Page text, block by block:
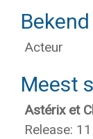
Acteur
Meest
Astérix et
Release: